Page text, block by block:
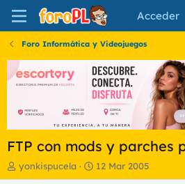
Acceder
Foro Informática y Videojuegos
FTP con mods y parches
I
n
yonkispucela
F
e
12 Mar 2005